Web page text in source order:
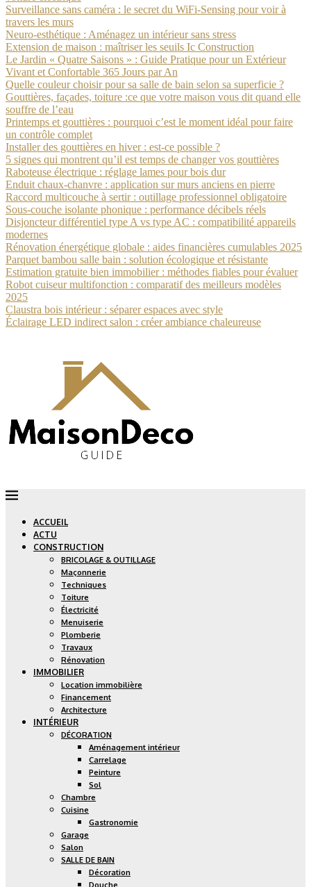
Surveillance sans caméra : le secret du WiFi-Sensing pour voir à
travers les murs
Neuro-esthétique : Aménagez un intérieur sans stress
Extension de maison : maîtriser les seuils Ic Construction
Le Jardin « Quatre Saisons » : Guide Pratique pour un Extérieur
Vivant et Confortable 365 Jours par An
Quelle couleur choisir pour sa salle de bain selon sa superficie ?
Gouttières, façades, toiture :ce que votre maison vous dit quand elle
souffre de l’eau
Printemps et gouttières : pourquoi c’est le moment idéal pour faire
un contrôle complet
Installer des gouttières en hiver : est-ce possible ?
5 signes qui montrent qu’il est temps de changer vos gouttières
Raboteuse électrique : réglage lames pour bois dur
Enduit chaux-chanvre : application sur murs anciens en pierre
Raccord multicouche à sertir : outillage professionnel obligatoire
Sous-couche isolante phonique : performance décibels réels
Disjoncteur différentiel type A vs type AC : compatibilité appareils
modernes
Rénovation énergétique globale : aides financières cumulables 2025
Parquet bambou salle bain : solution écologique et résistante
Estimation gratuite bien immobilier : méthodes fiables pour évaluer
Robot cuiseur multifonction : comparatif des meilleurs modèles
2025
Claustra bois intérieur : séparer espaces avec style
Éclairage LED indirect salon : créer ambiance chaleureuse
ACCUEIL
ACTU
CONSTRUCTION
BRICOLAGE & OUTILLAGE
Maçonnerie
Techniques
Toiture
Électricité
Menuiserie
Plomberie
Travaux
Rénovation
IMMOBILIER
Location immobilière
Financement
Architecture
INTÉRIEUR
DÉCORATION
Aménagement intérieur
Carrelage
Peinture
Sol
Chambre
Cuisine
Gastronomie
Garage
Salon
SALLE DE BAIN
Décoration
Douche